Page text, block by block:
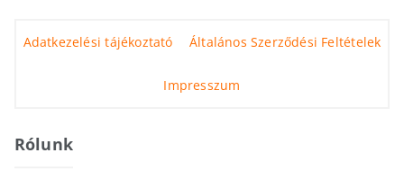
Adatkezelési tájékoztató Általános Szerződési Feltételek
Impresszum
Rólunk